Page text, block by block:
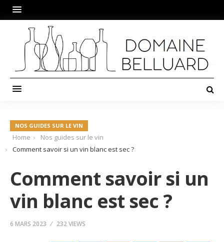
NOS GUIDES SUR LE VIN
Home
Nos guides sur le vin
Comment savoir si un vin blanc est sec ?
Comment savoir si un
vin blanc est sec ?
6 MARS 2023 232 VIEWS